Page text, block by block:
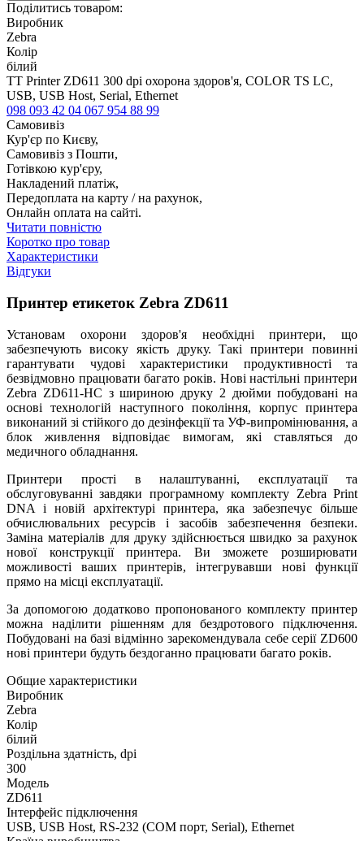
Поділитись товаром:
Виробник
Zebra
Колір
білий
TT Printer ZD611 300 dpi охорона здоров'я, COLOR TS LC,
USB, USB Host, Serial, Ethernet
098 093 42 04 067 954 88 99
Самовивіз
Кур'єр по Києву,
Самовивіз з Пошти,
Готівкою кур'єру,
Накладений платіж,
Передоплата на карту / на рахунок,
Онлайн оплата на сайті.
Читати повністю
Коротко про товар
Характеристики
Відгуки
Принтер етикеток Zebra ZD611
Установам охорони здоров'я необхідні принтери, що
забезпечують високу якість друку. Такі принтери повинні
гарантувати чудові характеристики продуктивності та
безвідмовно працювати багато років. Нові настільні принтери
Zebra ZD611-HC з шириною друку 2 дюйми побудовані на
основі технологій наступного покоління, корпус принтера
виконаний зі стійкого до дезінфекції та УФ-випромінювання, а
блок живлення відповідає вимогам, які ставляться до
медичного обладнання.
Принтери прості в налаштуванні, експлуатації та
обслуговуванні завдяки програмному комплекту Zebra Print
DNA і новій архітектурі принтера, яка забезпечує більше
обчислювальних ресурсів і засобів забезпечення безпеки.
Заміна матеріалів для друку здійснюється швидко за рахунок
нової конструкції принтера. Ви зможете розширювати
можливості ваших принтерів, інтегрувавши нові функції
прямо на місці експлуатації.
За допомогою додатково пропонованого комплекту принтер
можна наділити рішенням для бездротового підключення.
Побудовані на базі відмінно зарекомендувала себе серії ZD600
нові принтери будуть бездоганно працювати багато років.
Общие характеристики
Виробник
Zebra
Колір
білий
Роздільна здатність, dpi
300
Модель
ZD611
Інтерфейс підключення
USB, USB Host, RS-232 (COM порт, Serial), Ethernet